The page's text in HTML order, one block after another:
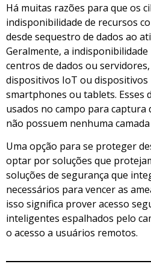
Há muitas razões para que os
indisponibilidade de recursos
desde sequestro de dados ao
Geralmente, a
centros de dados ou
dispositivos IoT ou dispositivos
smartphones ou tablets. Esses
usados no campo para captura
não possuem nenhuma
Uma opção para se proteger
optar por soluções que
soluções de segurança que
necessários para vencer as
isso significa prover acesso
inteligentes espalhados pelo
o acesso a usuários remotos.